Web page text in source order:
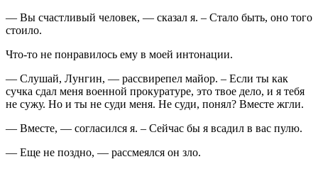
— Вы счастливый человек, — сказал я. – Стало быть, оно того
стоило.
Что-то не понравилось ему в моей интонации.
— Слушай, Лунгин, — рассвирепел майор. – Если ты как
сучка сдал меня военной прокуратуре, это твое дело, и я тебя
не сужу. Но и ты не суди меня. Не суди, понял? Вместе жгли.
— Вместе, — согласился я. – Сейчас бы я всадил в вас пулю.
— Еще не поздно, — рассмеялся он зло.